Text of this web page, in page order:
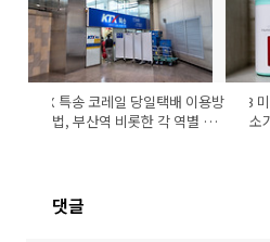
KTX 특송 코레일 당일택배 이용방
법, 부산역 비롯한 각 역별 영
USB
소
댓글